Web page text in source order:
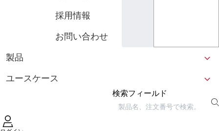
採用情報
お問い合わせ
製品
ユースケース
検索フィールド